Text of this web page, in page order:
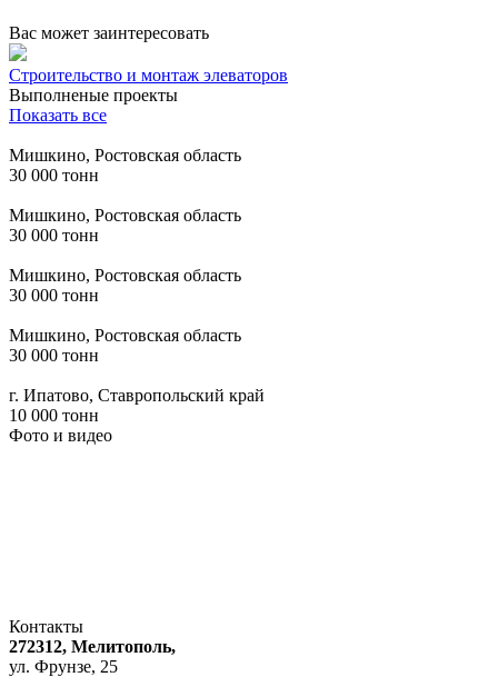
Вас может заинтересовать
Строительство и монтаж элеваторов
Выполненые проекты
Показать все
Мишкино, Ростовская область
30 000 тонн
Мишкино, Ростовская область
30 000 тонн
Мишкино, Ростовская область
30 000 тонн
Мишкино, Ростовская область
30 000 тонн
г. Ипатово, Ставропольский край
10 000 тонн
Фото и видео
Контакты
272312, Мелитополь,
ул. Фрунзе, 25